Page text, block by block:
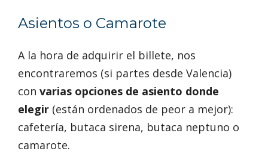
Asientos o Camarote
A la hora de adquirir el billete, nos
encontraremos (si partes desde Valencia)
con varias opciones de asiento donde
elegir (están ordenados de peor a mejor):
cafetería, butaca sirena, butaca neptuno o
camarote.